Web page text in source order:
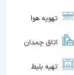
تهویه هوا
اتاق چمدان
تهیه بلیط